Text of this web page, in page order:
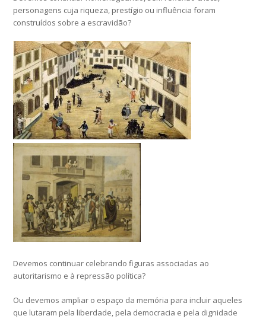
personagens cuja riqueza, prestígio ou influência foram
construídos sobre a escravidão?
Devemos continuar celebrando figuras associadas ao
autoritarismo e à repressão política?
Ou devemos ampliar o espaço da memória para incluir aqueles
que lutaram pela liberdade, pela democracia e pela dignidade